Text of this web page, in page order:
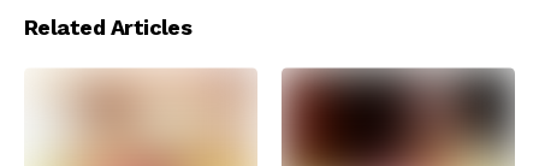
Related Articles